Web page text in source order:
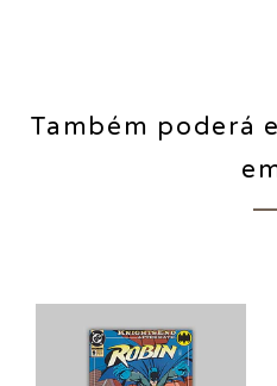
Também poderá